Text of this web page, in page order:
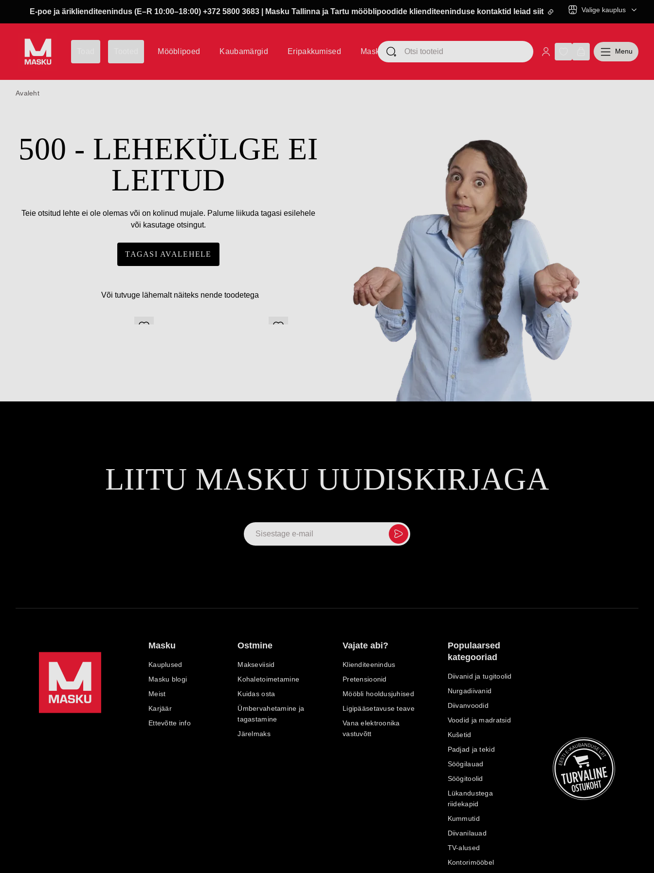
E-poe ja äriklienditeenindus (E–R 10:00–18:00) +372 5800 3683 | Masku Tallinna ja Tartu mööblipoodide klienditeeninduse kontaktid leiad siit Valige kauplus
Mööblipoed Kaubamärgid Eripakkumised Masku klubi Menu
Avaleht
500 - LEHEKÜLGE EI
LEITUD
Teie otsitud lehte ei ole olemas või on kolinud mujale. Palume liikuda tagasi esilehele
või kasutage otsingut.
TAGASI AVALEHELE
Või tutvuge lähemalt näiteks nende toodetega
LIITU MASKU UUDISKIRJAGA
Masku
Kauplused
Masku blogi
Meist
Karjäär
Ettevõtte info
Ostmine
Makseviisid
Kohaletoimetamine
Kuidas osta
Ümbervahetamine ja
tagastamine
Järelmaks
Vajate abi?
Klienditeenindus
Pretensioonid
Mööbli hooldusjuhised
Ligipääsetavuse teave
Vana elektroonika
vastuvõtt
Populaarsed
kategooriad
Diivanid ja tugitoolid
Nurgadiivanid
Diivanvoodid
Voodid ja madratsid
Kušetid
Padjad ja tekid
Söögilauad
Söögitoolid
Lükandustega
riidekapid
Kummutid
Diivanilauad
TV-alused
Kontorimööbel